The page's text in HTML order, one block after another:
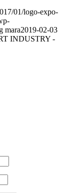
01/logo-expo-
mara2019-02-03
INDUSTRY -